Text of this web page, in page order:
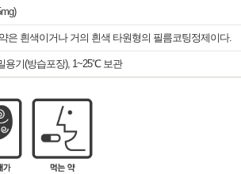
은 흰색이거나 거의 흰색 타원형의 필름코팅정제이다.
용기(방습포장), 1~25℃ 보관